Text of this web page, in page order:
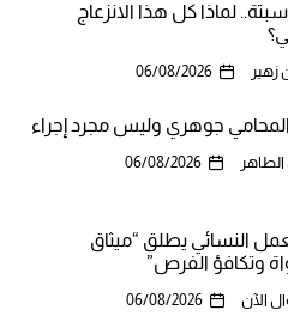
لماذا كل هذا الانزعاج
06/08/2026
جوهري وليس مجرد إجراء
06/08/2026
النسائي يطلق “ميثاق
وتكافؤ الفرص”
الآن 06/08/2026